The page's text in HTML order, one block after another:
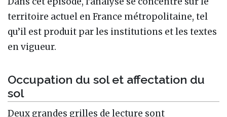
territoire actuel en France métropolitaine, tel
qu’il est produit par les institutions et les textes
en vigueur.
Occupation du sol et affectation du
sol
Deux grandes grilles de lecture sont